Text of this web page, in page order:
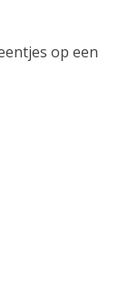
op een